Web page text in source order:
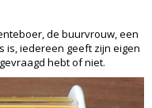
de buurvrouw, een
is, iedereen geeft zijn eigen
hebt of niet.